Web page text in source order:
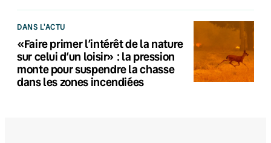
DANS L'ACTU
«Faire primer l’intérêt de la nature
sur celui d’un loisir» : la pression
monte pour suspendre la chasse
dans les zones incendiées